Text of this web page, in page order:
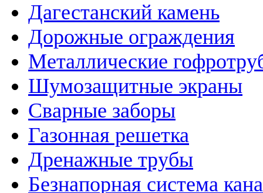
Дагестанский камень
Дорожные ограждения
Металлические
Шумозащитные экраны
Сварные заборы
Газонная решетка
Дренажные трубы
Безнапорная система